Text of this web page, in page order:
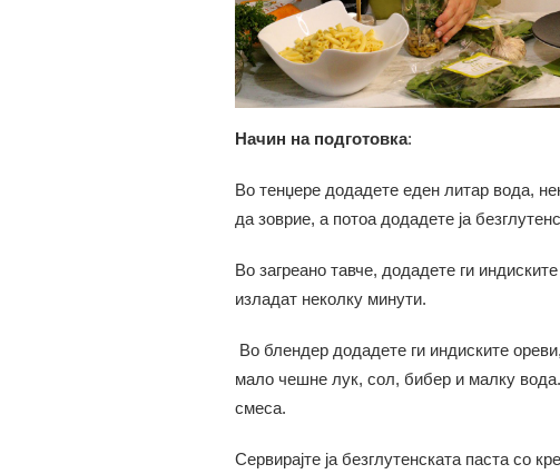
Начин на подготовка:
Во тенџере додадете еден литар вода,
да зоврие, а потоа додадете ја
Во загреано тавче, додадете ги
изладат неколку минути.
Во блендер додадете ги индиските
мало чешне лук, сол, бибер и малку
смеса.
Сервирајте ја безглутенската паста со